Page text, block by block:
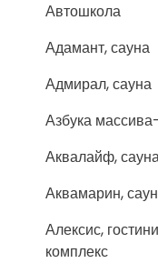
Автошкола
Адамант, сауна
Адмирал, сауна
Азбука
Аквалайф,
Аквамарин,
Алексис,
комплекс